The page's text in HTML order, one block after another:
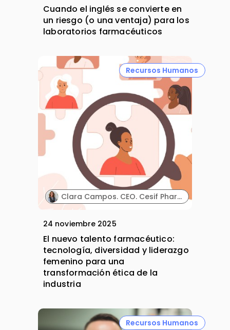
Cuando el inglés se convierte en
un riesgo (o una ventaja) para los
laboratorios farmacéuticos
Recursos Humanos
Clara Campos. CEO. Cesif Pharma Business School.
24 noviembre 2025
El nuevo talento farmacéutico:
tecnología, diversidad y liderazgo
femenino para una
transformación ética de la
industria
Recursos Humanos